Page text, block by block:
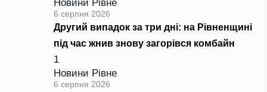
Новини Рівне
6 серпня 2026
Другий випадок за три дні: на Рівненщині
під час жнив знову загорівся комбайн
1
Новини Рівне
6 серпня 2026